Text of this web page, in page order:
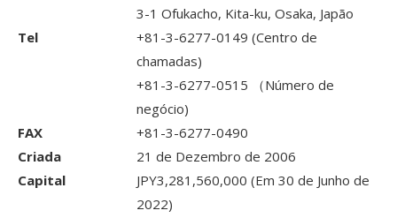
3-1 Ofukacho, Kita-ku, Osaka, Japão
Tel
+81-3-6277-0149 (Centro de
chamadas)
+81-3-6277-0515 （Número de
negócio)
FAX
+81-3-6277-0490
Criada
21 de Dezembro de 2006
Capital
JPY3,281,560,000 (Em 30 de Junho de
2022)